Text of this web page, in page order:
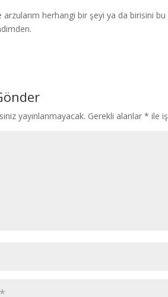
herhangi bir şeyi ya da birisini
yayınlanmayacak. Gerekli alanlar * ile